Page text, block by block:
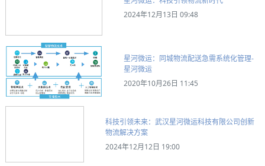
2024年12月13日 09:48
星河微运：同城物流配送急需系统化管理-
星河微运
2020年10月26日 11:45
科技引领未来：武汉星河微运科技有限公司创新
物流解决方案
2024年12月12日 19:00